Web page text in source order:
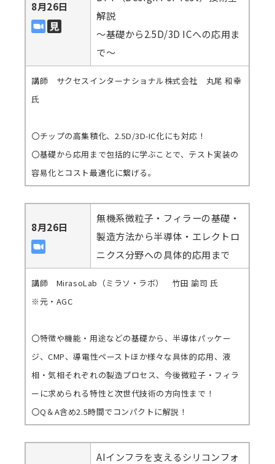
8月26日
解説
～基礎から2.5D/3D ICへの応用ま
で～
講師 サクセスインターナショナル株式会社 丸尾 和幸
氏
〇チップの高集積化、2.5D/3D-IC化にも対応！
〇基礎から応用まで包括的に学ぶことで、テスト実装の
容易化とコスト最適化に繋げる。
8月26日
無機系微粒子・フィラーの基礎・
製造方法から半導体・エレクトロ
ニクス分野への具体的応用まで
講師 MirasoLab（ミラソ・ラボ） 竹田 諭司 氏
※元・AGC
〇特徴や機能・用途などの基礎から、半導体パッケー
ジ、CMP、導電性ペーストほか様々な具体的応用、液
相・気相それぞれの製造プロセス、今後微粒子・フィラ
ーに求められる特性と次世代技術の方向性まで！
〇Q＆A含め2.5時間でコンパクトに解説！
AIインフラを支えるシリコンフォ